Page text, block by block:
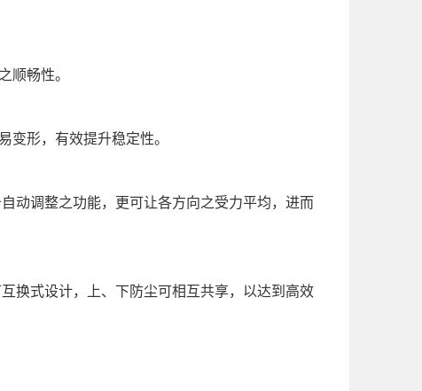
畅性。
形，有效提升稳定性。
动调整之功能，更可让各方向之受力平均，进而
换式设计，上、下防尘可相互共享，以达到高效